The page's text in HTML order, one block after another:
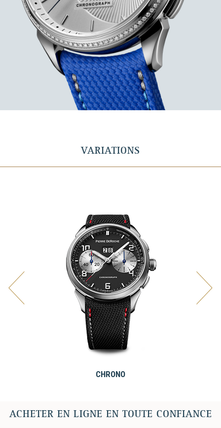
VARIATIONS
CHRONO
ACHETER EN LIGNE EN TOUTE CONFIANCE